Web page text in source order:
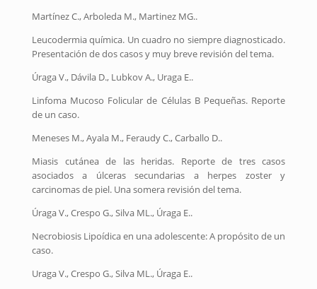
Martínez C., Arboleda M., Martinez MG..
Leucodermia química. Un cuadro no siempre diagnosticado.
Presentación de dos casos y muy breve revisión del tema.
Úraga V., Dávila D., Lubkov A., Uraga E..
Linfoma Mucoso Folicular de Células B Pequeñas. Reporte
de un caso.
Meneses M., Ayala M., Feraudy C., Carballo D..
Miasis cutánea de las heridas. Reporte de tres casos
asociados a úlceras secundarias a herpes zoster y
carcinomas de piel. Una somera revisión del tema.
Úraga V., Crespo G., Silva ML., Úraga E..
Necrobiosis Lipoídica en una adolescente: A propósito de un
caso.
Uraga V., Crespo G., Silva ML., Úraga E..